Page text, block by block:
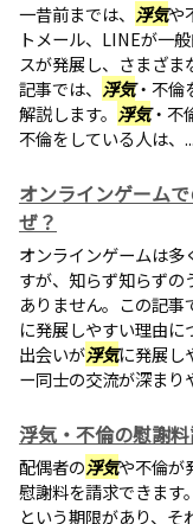
一昔前までは、 浮気や
トメール、LINEが一
スが発展し、さまざ
記事では、 浮気・不倫
解説します。 浮気・不
不倫をしている人は、...
オンラインゲーム
ぜ？
オンラインゲームは多
すが、知らず知らずの
ありません。この記
に発展しやすい理由
出会いが浮気に発展し
ー同士の交流が深まり
浮気・不倫の慰謝
配偶者の浮気や不倫が
慰謝料を請求できます
という期限があり、